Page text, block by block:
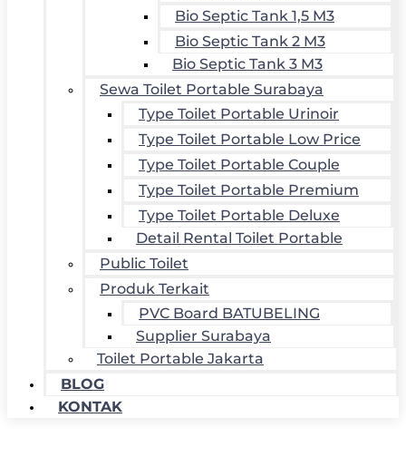
Bio Septic Tank 1,5 M3
Bio Septic Tank 2 M3
Bio Septic Tank 3 M3
Sewa Toilet Portable Surabaya
Type Toilet Portable Urinoir
Type Toilet Portable Low Price
Type Toilet Portable Couple
Type Toilet Portable Premium
Type Toilet Portable Deluxe
Detail Rental Toilet Portable
Public Toilet
Produk Terkait
PVC Board BATUBELING
Supplier Surabaya
Toilet Portable Jakarta
BLOG
KONTAK